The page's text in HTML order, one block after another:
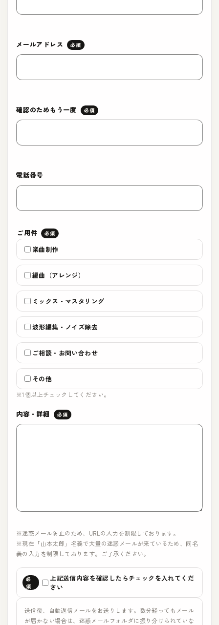
メールアドレス
確認のためもう一度
電話番号
ご用件
楽曲制作
編曲（アレンジ）
ミックス・マスタリング
波形編集・ノイズ除去
ご相談・お問い合わせ
その他
※1個以上チェックしてください。
内容・詳細
※迷惑メール防止のため、URLの入力を制限しております。
※現在「山本太郎」名義で大量の迷惑メールが来ているため、同名
義の入力を制限しております。ご了承ください。
上記送信内容を確認したらチェックを入れてくだ
さい
送信後、自動返信メールをお送りします。数分経ってもメール
が届かない場合は、迷惑メールフォルダに振り分けられていな